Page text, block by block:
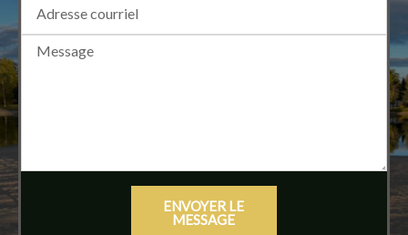
ENVOYER LE
MESSAGE